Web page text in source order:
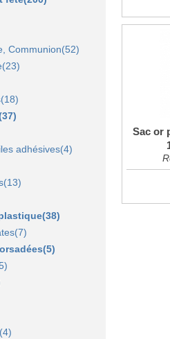
nature(6)
Communion(52)
et chandeliers(10)
métal(16)
adhésives(4)
adhésives(3)
Sac or